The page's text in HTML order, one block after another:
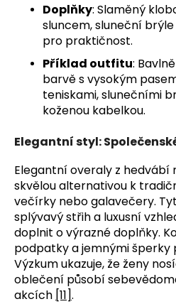
Doplňky: Slaměný
sluncem, sluneční
pro praktičnost.
Příklad outfitu:
barvě s vysokým
teniskami, slunečními
koženou kabelkou.
Elegantní styl:
Elegantní overaly z hedvábí
skvělou alternativou k
večírky nebo galavečery.
splývavý střih a luxusní
doplnit o výrazné doplňky.
podpatky a jemnými šperky
Výzkum ukazuje, že ženy
oblečení působí
akcích [11].